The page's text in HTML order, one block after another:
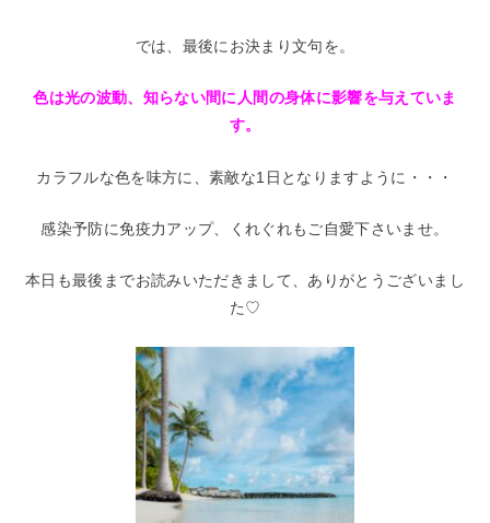
では、最後にお決まり文句を。
色は光の波動、知らない間に人間の身体に影響を与えていま
す。
カラフルな色を味方に、素敵な1日となりますように・・・
感染予防に免疫力アップ、くれぐれもご自愛下さいませ。
本日も最後までお読みいただきまして、ありがとうございまし
た♡